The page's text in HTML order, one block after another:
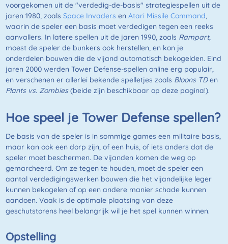
voorgekomen uit de "verdedig-de-basis" strategiespellen uit de
jaren 1980, zoals Space Invaders en Atari Missile Command,
waarin de speler een basis moet verdedigen tegen een reeks
aanvallers. In latere spellen uit de jaren 1990, zoals Rampart,
moest de speler de bunkers ook herstellen, en kon je
onderdelen bouwen die de vijand automatisch bekogelden. Eind
jaren 2000 werden Tower Defense-spellen online erg populair,
en verschenen er allerlei bekende spelletjes zoals Bloons TDen
Plants vs. Zombies(beide zijn beschikbaar op deze pagina!).
Hoe speel je Tower Defense spellen?
De basis van de speler is in sommige games een militaire basis,
maar kan ook een dorp zijn, of een huis, of iets anders dat de
speler moet beschermen. De vijanden komen de weg op
gemarcheerd. Om ze tegen te houden, moet de speler een
aantal verdedigingswerken bouwen die het vijandelijke leger
kunnen bekogelen of op een andere manier schade kunnen
aandoen. Vaak is de optimale plaatsing van deze
geschutstorens heel belangrijk wil je het spel kunnen winnen.
Opstelling